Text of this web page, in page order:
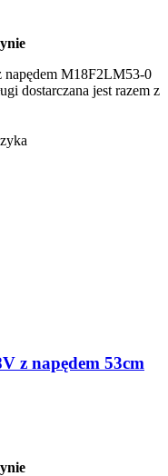
napędem M18F2LM53-0
dostarczana jest razem z
z napędem 53cm